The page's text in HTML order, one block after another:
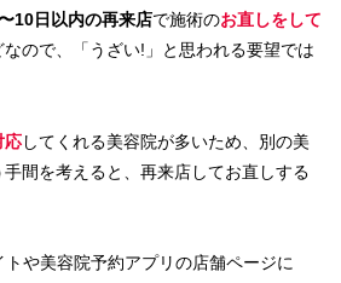
10日以内の再来店で施術のお直しをして
ので、「うざい!」と思われる要望では
応してくれる美容院が多いため、別の美
間を考えると、再来店してお直しする
や美容院予約アプリの店舗ページに